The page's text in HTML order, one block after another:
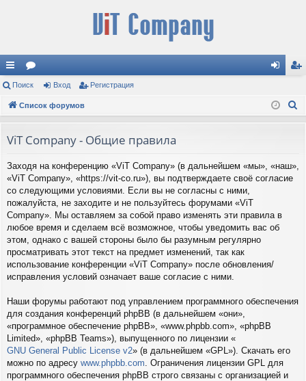
с
ы
и
ор
ум д ис
ия
Поиск Вход Регистрация
Список форумов
ViT Company - Общие правила
Заходя на конференцию «ViT Company» (в дальнейшем «мы», «наш»,
«ViT Company», «https://vit-co.ru»), вы подтверждаете своё согласие
со следующими условиями. Если вы не согласны с ними,
пожалуйста, не заходите и не пользуйтесь форумами «ViT
Company». Мы оставляем за собой право изменять эти правила в
любое время и сделаем всё возможное, чтобы уведомить вас об
этом, однако с вашей стороны было бы разумным регулярно
просматривать этот текст на предмет изменений, так как
использование конференции «ViT Company» после обновления/
исправления условий означает ваше согласие с ними.
Наши форумы работают под управлением программного обеспечения
для создания конференций phpBB (в дальнейшем «они»,
«программное обеспечение phpBB», «www.phpbb.com», «phpBB
Limited», «phpBB Teams»), выпущенного по лицензии «
GNU General Public License v2» (в дальнейшем «GPL»). Скачать его
можно по адресу www.phpbb.com . Ограничения лицензии GPL для
программного обеспечения phpBB строго связаны с организацией и